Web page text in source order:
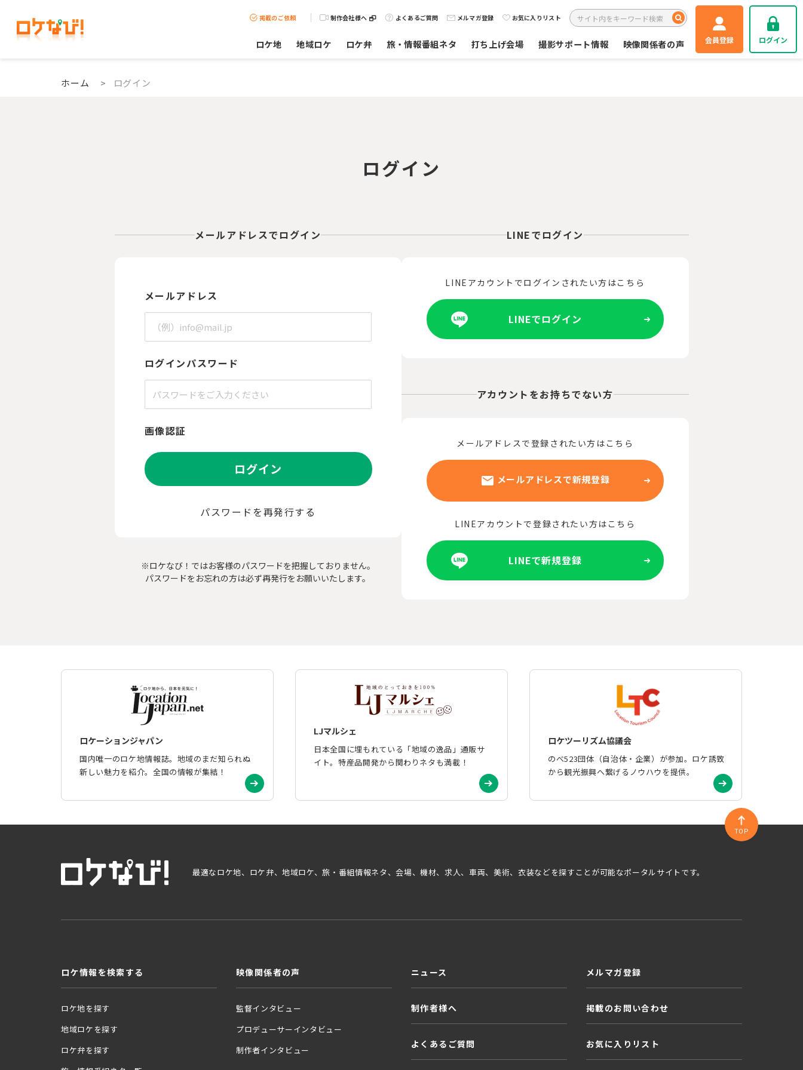
掲載のご依頼 制作会社様へ よくあるご質問 メルマガ登録 お気に入りリスト
ロケ地 地域ロケ ロケ弁 旅・情報番組ネタ 打ち上げ会場 撮影サポート情報 映像関係者の声 会員登録 ログイン
ホーム > ログイン
ログイン
メールアドレスでログイン
メールアドレス
ログインパスワード
画像認証
ログイン
パスワードを再発行する
※ロケなび！ではお客様のパスワードを把握しておりません。
パスワードをお忘れの方は必ず再発行をお願いいたします。
LINEでログイン
LINEアカウントでログインされたい方はこちら
LINEでログイン
アカウントをお持ちでない方
メールアドレスで登録されたい方はこちら
メールアドレスで新規登録
LINEアカウントで登録されたい方はこちら
LINEで新規登録
ロケーションジャパン
国内唯一のロケ地情報誌。地域のまだ知られぬ
新しい魅力を紹介。全国の情報が集結！
LJマルシェ
日本全国に埋もれている「地域の逸品」通販サ
イト。特産品開発から関わりネタも満載！
ロケツーリズム協議会
のべ523団体（自治体・企業）が参加。ロケ誘致
から観光振興へ繋げるノウハウを提供。
TOP
最適なロケ地、ロケ弁、地域ロケ、旅・番組情報ネタ、会場、機材、求人、車両、美術、衣装などを探すことが可能なポータルサイトです。
ロケ情報を検索する
ロケ地を探す
地域ロケを探す
ロケ弁を探す
映像関係者の声
監督インタビュー
プロデューサーインタビュー
制作者インタビュー
ニュース
制作者様へ
よくあるご質問
メルマガ登録
掲載のお問い合わせ
お気に入りリスト